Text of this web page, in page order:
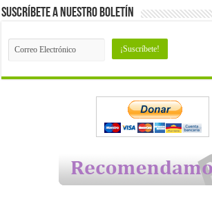
Suscríbete a nuestro Boletín